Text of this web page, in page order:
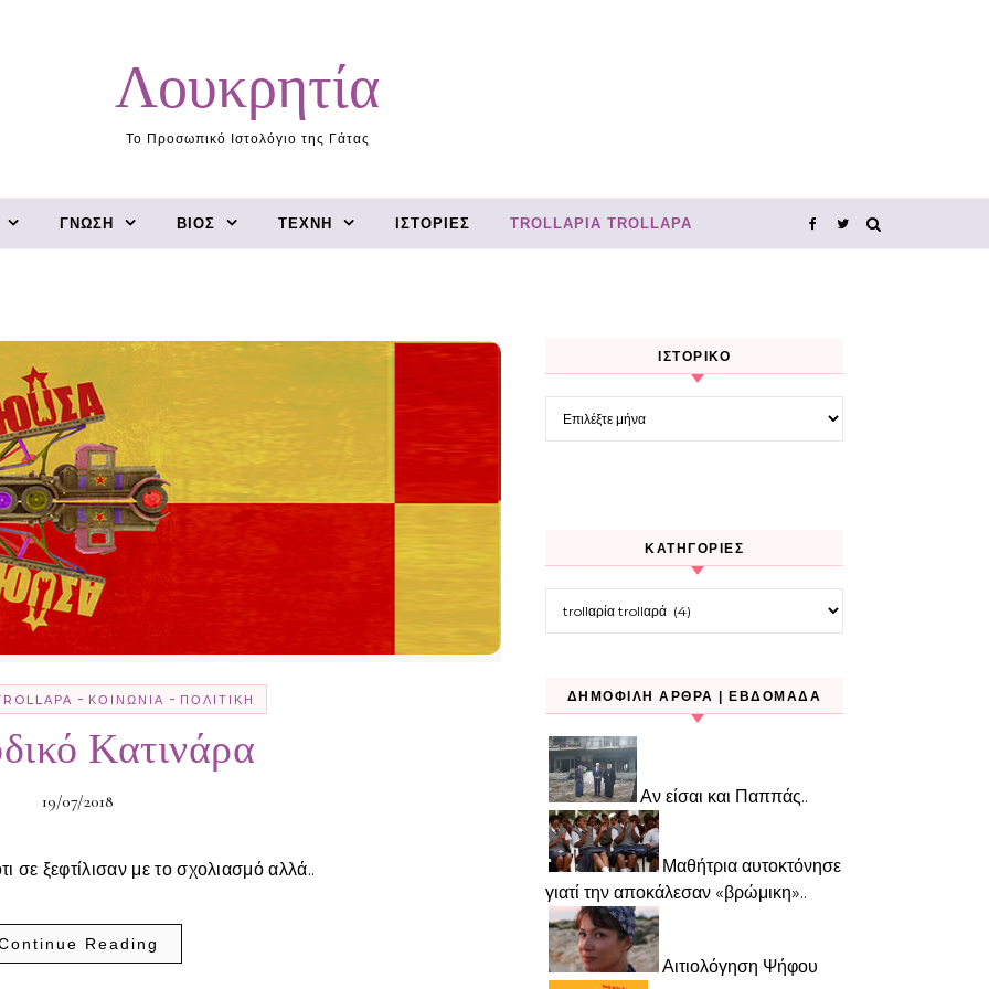
Λουκρητία
Το Προσωπικό Ιστολόγιο της Γάτας
ΓΝΏΣΗ ΒΊΟΣ ΤΈΧΝΗ ΙΣΤΟΡΊΕΣ TROLLΑΡΊΑ TROLLΑΡΆ
- ΚΟΙΝΩΝΊΑ - ΠΟΛΙΤΙΚΉ
Κατινάρα
19/07/2018
σε ξεφτίλισαν με το σχολιασμό αλλά..
Reading
ΙΣΤΟΡΙΚΌ
Ιστορικό
KΑΤΗΓΟΡΊΕΣ
Kατηγορίες
ΔΗΜΟΦΙΛΉ ΆΡΘΡΑ | ΕΒΔΟΜΆΔΑ
Αν είσαι και Παππάς..
Μαθήτρια αυτοκτόνησε
γιατί την αποκάλεσαν «βρώμικη»..
Αιτιολόγηση Ψήφου